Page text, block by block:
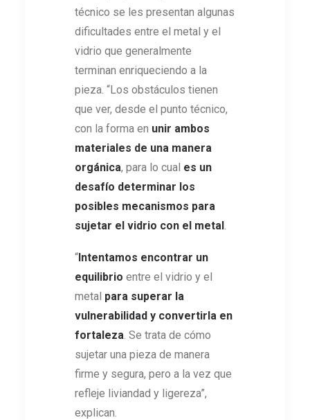
técnico se les presentan algunas
dificultades entre el metal y el
vidrio que generalmente
terminan enriqueciendo a la
pieza. “Los obstáculos tienen
que ver, desde el punto técnico,
con la forma en unir ambos
materiales de una manera
orgánica, para lo cual es un
desafío determinar los
posibles mecanismos para
sujetar el vidrio con el metal
“Intentamos encontrar un
equilibrio entre el vidrio y el
metal para superar la
vulnerabilidad y convertirla en
fortaleza . Se trata de cómo
sujetar una pieza de manera
firme y segura, pero a la vez que
refleje liviandad y ligereza”,
explican.